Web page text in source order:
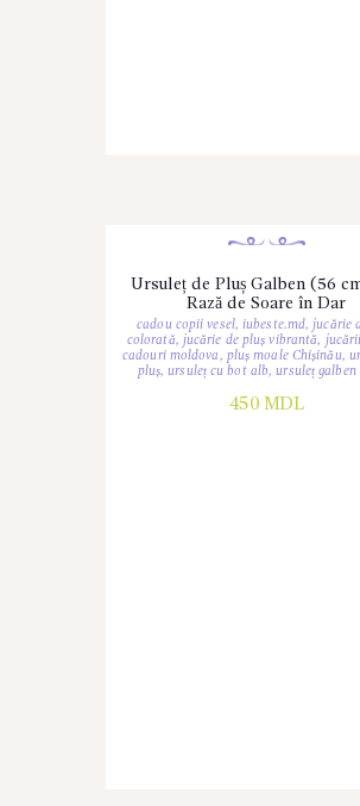
Ursuleț de Pluș Galben (56
Rază de Soare în Dar
cadou copii vesel,iubeste.md,jucărie
colorată, jucărie de pluș vibrantă,
cadouri moldova, pluș moale Chișinău,
pluș,ursuleț cu bot alb,ursuleț galben
450 MDL